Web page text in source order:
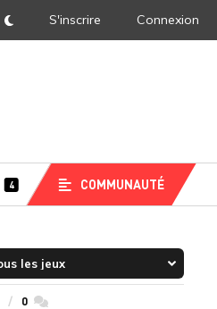
DarkMode
S'inscrire Connexion
4 COMMUNAUTÉ
0commentaires